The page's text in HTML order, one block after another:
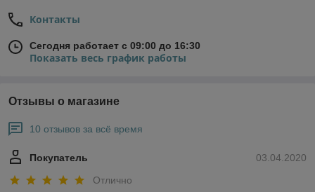
Контакты
Сегодня работает с 09:00 до 16:30
Показать весь график работы
Отзывы о магазине
10 отзывов за всё время
03.04.2020
Покупатель
Отлично